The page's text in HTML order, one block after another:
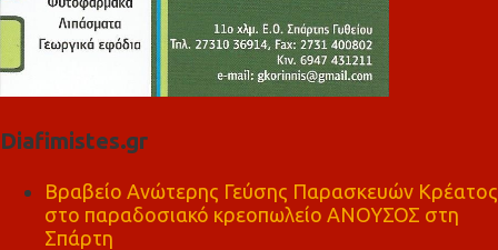
Diafimistes.gr
Βραβείο Ανώτερης Γεύσης Παρασκευών Κρέατος
στο παραδοσιακό κρεοπωλείο ΑΝΟΥΣΟΣ στη
Σπάρτη